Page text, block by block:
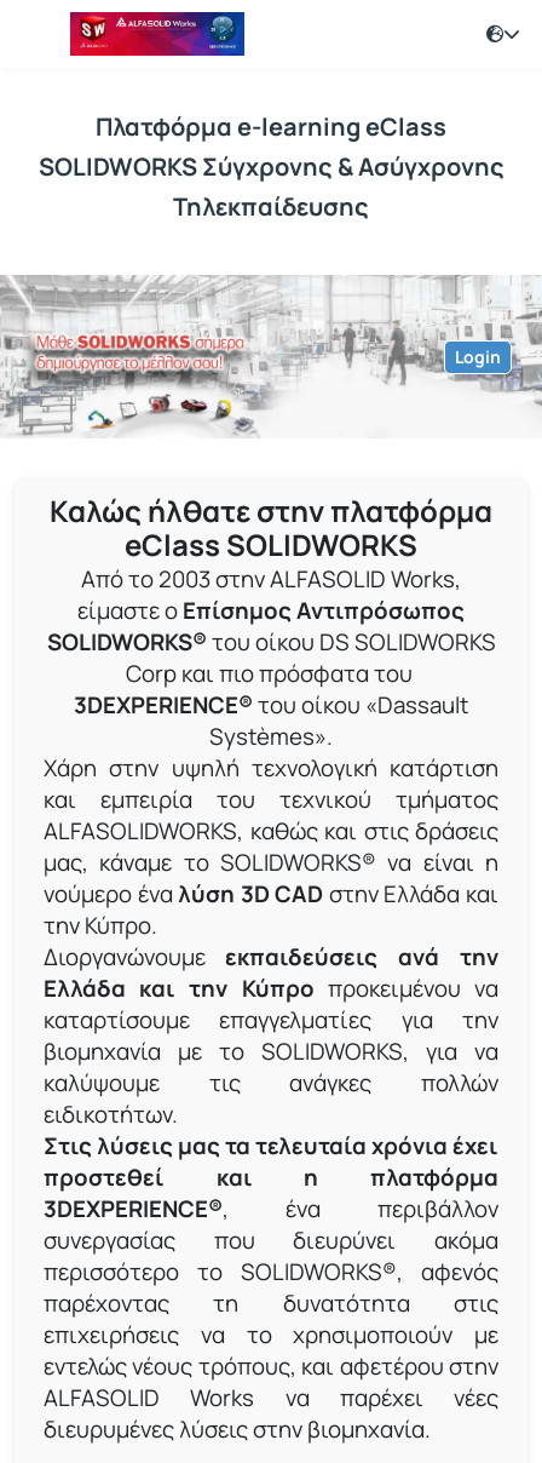
Πλατφόρμα e-learning eClass
SOLIDWORKS Σύγχρονης & Ασύγχρονης
Τηλεκπαίδευσης
Login
Καλώς ήλθατε στην πλατφόρμα
eClass SOLIDWORKS
Από το 2003 στην ALFASOLID Works,
είμαστε οΕπίσημος Αντιπρόσωπος
SOLIDWORKS®του οίκου DS SOLIDWORKS
Corp και πιο πρόσφατα του
3DEXPERIENCE®του οίκου «Dassault
Systèmes».
Χάρη στην υψηλή τεχνολογική κατάρτιση
και εμπειρία του τεχνικού τμήματος
ALFASOLIDWORKS, καθώς και στις δράσεις
μας, κάναμε το SOLIDWORKS® να είναι η
νούμερο ένα λύση 3D CADστην Ελλάδα και
την Κύπρο.
Διοργανώνουμε
εκπαιδεύσεις ανά την
Ελλάδα και την Κύπρο προκειμένου να
καταρτίσουμε επαγγελματίες για την
βιομηχανία με το SOLIDWORKS, για να
καλύψουμε τις ανάγκες πολλών
ειδικοτήτων.
Στις λύσεις μας τα τελευταία χρόνια έχει
προστεθεί και η πλατφόρμα
3DEXPERIENCE®, ένα περιβάλλον
συνεργασίας που διευρύνει ακόμα
περισσότερο το SOLIDWORKS®, αφενός
παρέχοντας τη δυνατότητα στις
επιχειρήσεις να το χρησιμοποιούν με
εντελώς νέους τρόπους, και αφετέρου στην
ALFASOLID Works να παρέχει νέες
διευρυμένες λύσεις στην βιομηχανία.